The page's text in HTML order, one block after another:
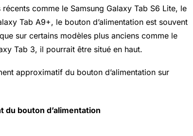
comme le Samsung Galaxy Tab S6 Lite, le
Tab A9+, le bouton d’alimentation est souvent
sur certains modèles plus anciens comme le
Tab 3, il pourrait être situé en haut.
approximatif du bouton d’alimentation sur
du bouton d’alimentation